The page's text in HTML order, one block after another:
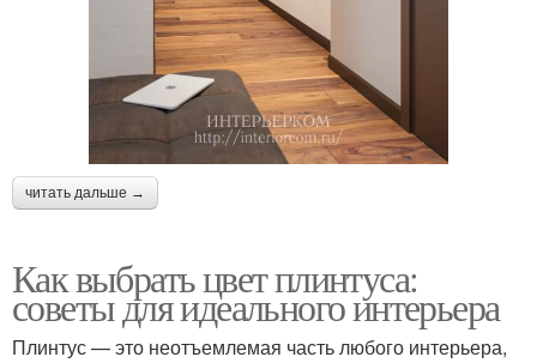
читать дальше →
Как выбрать цвет плинтуса:
советы для идеального интерьера
Плинтус — это неотъемлемая часть любого интерьера,